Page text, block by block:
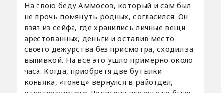
На свою беду Аммосов, который и сам был
не прочь помянуть родных, согласился. Он
взял из сейфа, где хранились личные вещи
арестованных, деньги и оставив место
своего дежурства без присмотра, сходил за
выпивкой. На всё это ушло примерно около
часа. Когда, приобретя две бутылки
коньяка, «гонец» вернулся в райотдел,